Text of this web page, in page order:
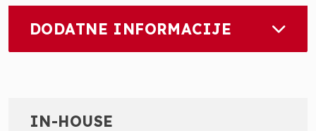
DODATNE INFORMACIJE
IN-HOUSE